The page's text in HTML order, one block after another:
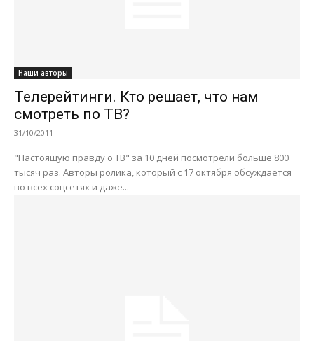
Наши авторы
Телерейтинги. Кто решает, что нам
смотреть по ТВ?
31/10/2011
"Настоящую правду о ТВ" за 10 дней посмотрели больше 800
тысяч раз. Авторы ролика, который с 17 октября обсуждается
во всех соцсетях и даже...